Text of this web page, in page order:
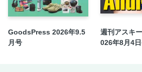
GoodsPress 2026年9.5
月号
週刊アスキ
026年8月4